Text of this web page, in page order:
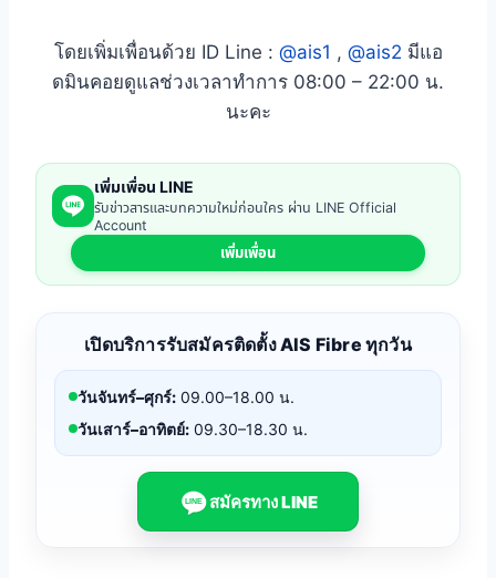
โดยเพิ่มเพื่อนด้วย ID Line : @ais1 , @ais2 มีแอ
ดมินคอยดูแลช่วงเวลาทำการ 08:00 – 22:00 น.
นะคะ
เพิ่มเพื่อน LINE
รับข่าวสารและบทความใหม่ก่อนใคร ผ่าน LINE Official
Account
เพิ่มเพื่อน
เปิดบริการรับสมัครติดตั้ง AIS Fibre ทุกวัน
วันจันทร์–ศุกร์: 09.00–18.00 น.
วันเสาร์–อาทิตย์: 09.30–18.30 น.
LINE สมัครทาง LINE